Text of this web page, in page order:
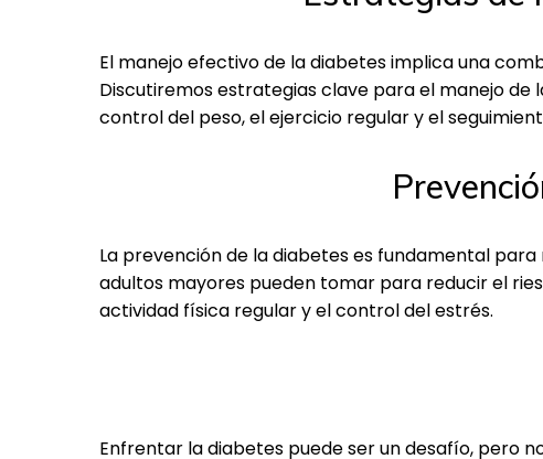
El manejo efectivo de la diabetes implica una
Discutiremos estrategias clave para el manejo
control del peso, el ejercicio regular y el
La prevención de la diabetes es fundamental
adultos mayores pueden tomar para reducir el
actividad física regular y el control del estrés.
Enfrentar la diabetes puede ser un desafío, pero